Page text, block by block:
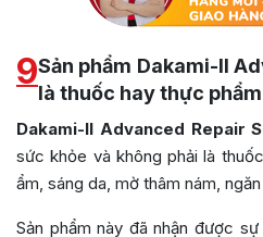
9Sản phẩm Dakami-II
là thuốc hay thực
Dakami-II Advanced Repair
sức khỏe và không phải là
ẩm, sáng da, mờ thâm nám,
Sản phẩm này đã nhận được